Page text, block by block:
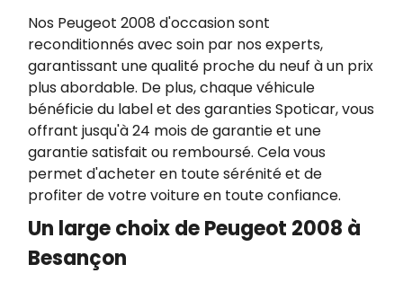
Nos Peugeot 2008 d'occasion sont
reconditionnés avec soin par nos experts,
garantissant une qualité proche du neuf à un prix
plus abordable. De plus, chaque véhicule
bénéficie du label et des garanties Spoticar, vous
offrant jusqu'à 24 mois de garantie et une
garantie satisfait ou remboursé. Cela vous
permet d'acheter en toute sérénité et de
profiter de votre voiture en toute confiance.
Un large choix de Peugeot 2008 à
Besançon